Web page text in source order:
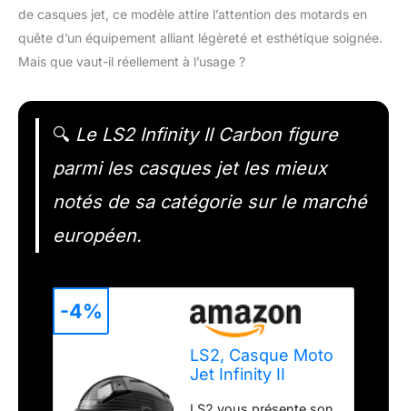
de casques jet, ce modèle attire l’attention des motards en
quête d’un équipement alliant légèreté et esthétique soignée.
Mais que vaut-il réellement à l’usage ?
🔍 Le LS2 Infinity II Carbon figure
parmi les casques jet les mieux
notés de sa catégorie sur le marché
européen.
LS2, Casque Moto
Jet Infinity II
-4%